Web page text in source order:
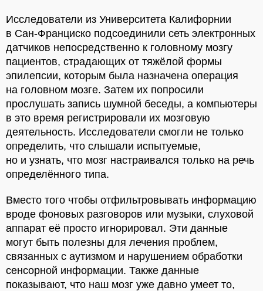
Исследователи из Университета Калифорнии
в Сан-Франциско подсоединили сеть электронных
датчиков непосредственно к головному мозгу
пациентов, страдающих от тяжёлой формы
эпилепсии, которым была назначена операция
на головном мозге. Затем их попросили
прослушать запись шумной беседы, а компьютеры
в это время регистрировали их мозговую
деятельность. Исследователи смогли не только
определить, что слышали испытуемые,
но и узнать, что мозг настраивался только на речь
определённого типа.
Вместо того чтобы отфильтровывать информацию
вроде фоновых разговоров или музыки, слуховой
аппарат её просто игнорировал. Эти данные
могут быть полезны для лечения проблем,
связанных с аутизмом и нарушением обработки
сенсорной информации. Также данные
показывают, что наш мозг уже давно умеет то,